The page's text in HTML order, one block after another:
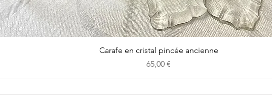
Aperçu rapide
Carafe en cristal pincée ancienne
Prix
65,00 €